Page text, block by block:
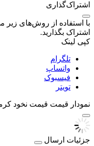
اشتراک‌گذاری
با استفاده از روش‌های زیر
اشتراک بگذارید.
کپی لینک
تلگرام
واتساپ
فیسبوک
تویتر
نمودار قیمت قیمت نخود
جزئیات ارسال